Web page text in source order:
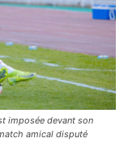
imposée devant son
amical disputé